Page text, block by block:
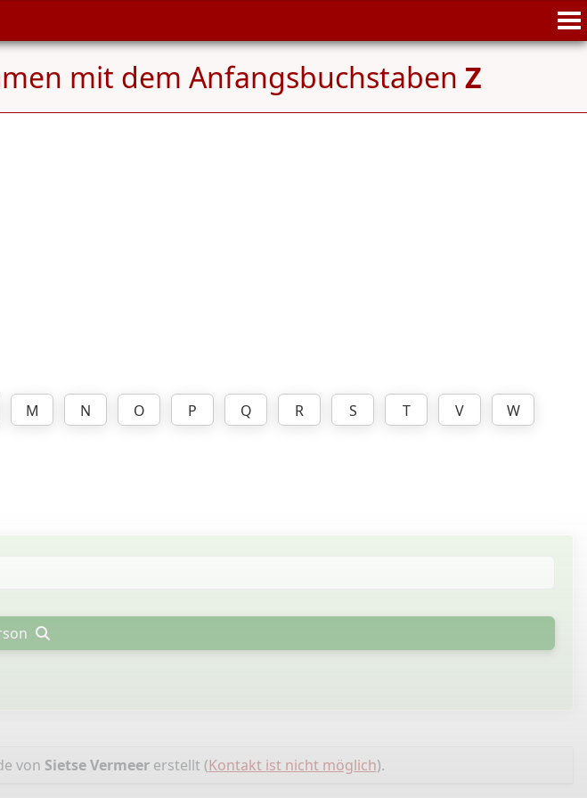
mit dem Anfangsbuchstaben Z
M N O P Q R S T V
W
von Sietse Vermeererstellt (Kontakt ist nicht möglich).